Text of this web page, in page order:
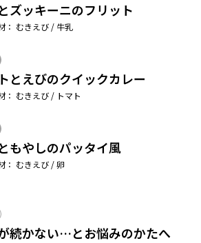
ズッキーニのフリット
： むきえび / 牛乳
とえびのクイックカレー
： むきえび / トマト
もやしのパッタイ風
： むきえび / 卵
続かない…とお悩みのかたへ